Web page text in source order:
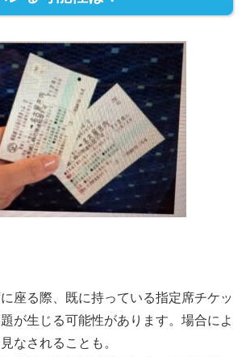
座る際、既に持っている指定席チケッ
が生じる可能性があります。場合によ
なされることも。